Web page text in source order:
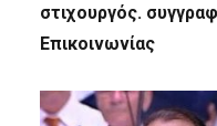
στιχουργός.
Επικοινωνίας